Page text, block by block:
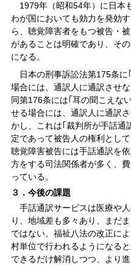
1979年（昭和54年）に日本
わが国においても効力を発効
ら、聴覚障害者をもつ被告・
があることは明確であり、そ
になる。
日本の刑事訴訟法第175条に
場合には、通訳人に通訳させ
同第176条には｢耳の聞こえな
せる場合には、通訳人に通訳
かし、これは｢裁判所が手話通
定であって被告人の権利とし
聴覚障害被告には手話通訳を
方をする司法関係者が多く、
っている。
３．今後の課題
手話通訳サービスは医療や
り、地域差も多々あり、まだ
ではない。福祉八法の改正に
村単位で行われるようになる
できるだけ解消しつつ、より